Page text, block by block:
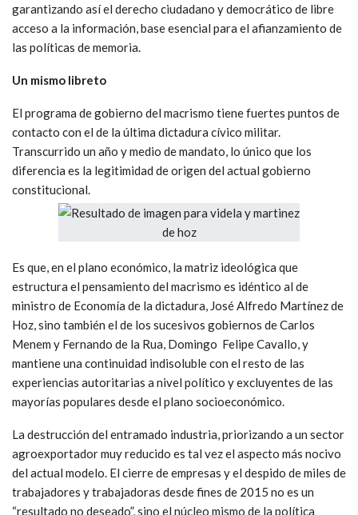
garantizando así el derecho ciudadano y democrático de libre
acceso a la información, base esencial para el afianzamiento de
las políticas de memoria.
Un mismo libreto
El programa de gobierno del macrismo tiene fuertes puntos de
contacto con el de la última dictadura cívico militar.
Transcurrido un año y medio de mandato, lo único que los
diferencia es la legitimidad de origen del actual gobierno
constitucional.
Es que, en el plano económico, la matriz ideológica que
estructura el pensamiento del macrismo es idéntico al de
ministro de Economía de la dictadura, José Alfredo Martínez de
Hoz, sino también el de los sucesivos gobiernos de Carlos
Menem y Fernando de la Rua, Domingo Felipe Cavallo, y
mantiene una continuidad indisoluble con el resto de las
experiencias autoritarias a nivel político y excluyentes de las
mayorías populares desde el plano socioeconómico.
La destrucción del entramado industria, priorizando a un sector
agroexportador muy reducido es tal vez el aspecto más nocivo
del actual modelo. El cierre de empresas y el despido de miles de
trabajadores y trabajadoras desde fines de 2015 no es un
“resultado no deseado”, sino el núcleo mismo de la política